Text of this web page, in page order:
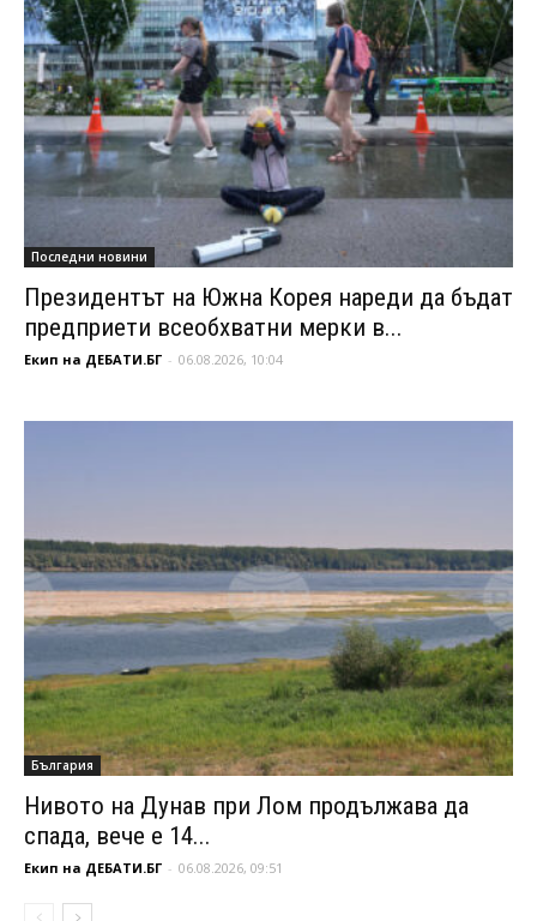
Последни новини
Президентът на Южна Корея нареди да бъдат
предприети всеобхватни мерки в...
Екип на ДЕБАТИ.БГ - 06.08.2026, 10:04
България
Нивото на Дунав при Лом продължава да
спада, вече е 14...
Екип на ДЕБАТИ.БГ - 06.08.2026, 09:51